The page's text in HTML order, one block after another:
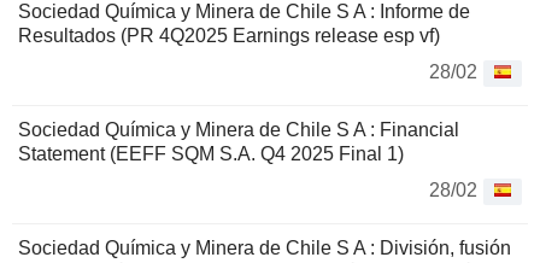
Sociedad Química y Minera de Chile S A : Informe de
Resultados (PR 4Q2025 Earnings release esp vf)
28/02
Sociedad Química y Minera de Chile S A : Financial
Statement (EEFF SQM S.A. Q4 2025 Final 1)
28/02
Sociedad Química y Minera de Chile S A : División, fusión